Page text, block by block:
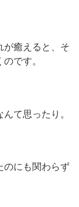
が癒えると、そ
です。
て思ったり。
のにも関わらず